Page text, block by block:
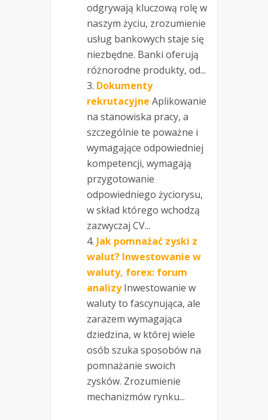
odgrywają kluczową rolę w
naszym życiu, zrozumienie
usług bankowych staje się
niezbędne. Banki oferują
różnorodne produkty, od...
Dokumenty
rekrutacyjne Aplikowanie
na stanowiska pracy, a
szczególnie te poważne i
wymagające odpowiedniej
kompetencji, wymagają
przygotowanie
odpowiedniego życiorysu,
w skład którego wchodzą
zazwyczaj CV...
Jak pomnażać zyski z
walut? Inwestowanie w
waluty, forex: forum
analizy Inwestowanie w
waluty to fascynująca, ale
zarazem wymagająca
dziedzina, w której wiele
osób szuka sposobów na
pomnażanie swoich
zysków. Zrozumienie
mechanizmów rynku...